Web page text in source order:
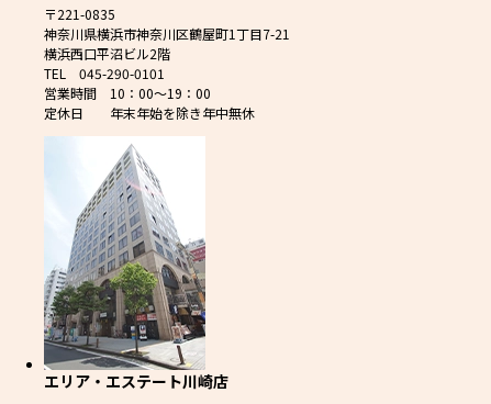
〒221-0835
神奈川県横浜市神奈川区鶴屋町1丁目7-21
横浜西口平沼ビル2階
TEL 045-290-0101
営業時間 10：00～19：00
定休日 年末年始を除き年中無休
エリア・エステート川崎店